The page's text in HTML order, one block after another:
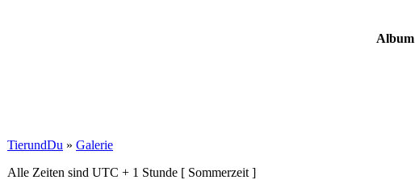
Album
TierundDu » Galerie
Alle Zeiten sind UTC + 1 Stunde [ Sommerzeit ]